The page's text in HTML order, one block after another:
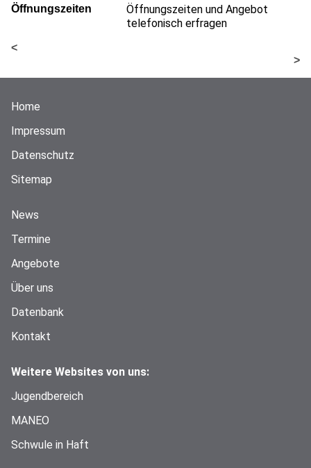
Öffnungszeiten
Öffnungszeiten und Angebot
telefonisch erfragen
<
>
Home
Impressum
Datenschutz
Sitemap
News
Termine
Angebote
Über uns
Datenbank
Kontakt
Weitere Websites von uns:
Jugendbereich
MANEO
Schwule in Haft